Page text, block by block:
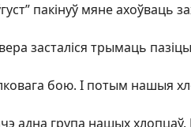
пакінуў мяне
засталіся трымаць
бою. І потым нашыя
адна група нашых